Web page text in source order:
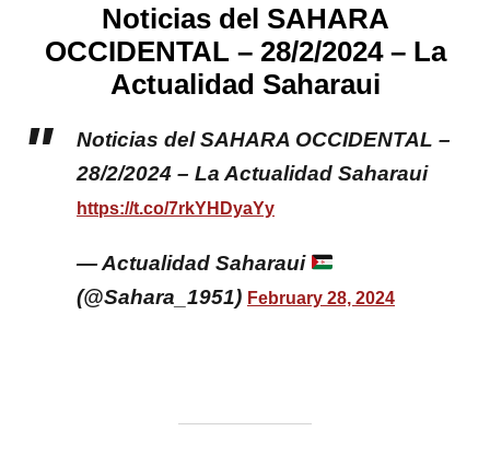
Noticias del SAHARA
OCCIDENTAL – 28/2/2024 – La
Actualidad Saharaui
Noticias del SAHARA OCCIDENTAL –
28/2/2024 – La Actualidad Saharaui
https://t.co/7rkYHDyaYy
— Actualidad Saharaui
(@Sahara_1951) February 28, 2024